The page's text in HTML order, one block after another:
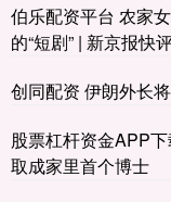
伯乐配资平台 农家
的“短剧” | 新京报快
创同配资 伊朗外长
股票杠杆资金APP
取成家里首个博士